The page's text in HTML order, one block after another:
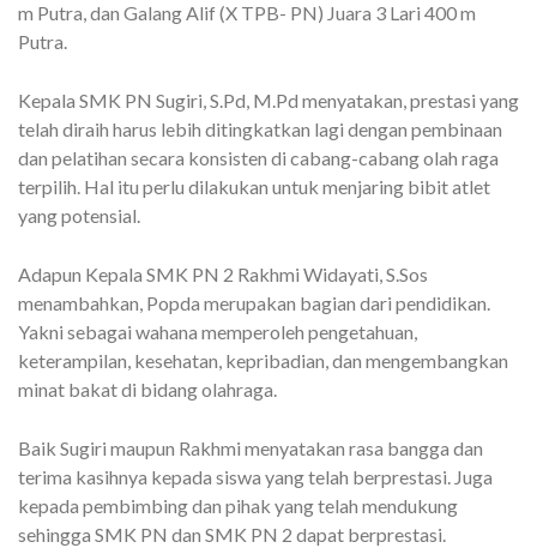
m Putra, dan Galang Alif (X TPB- PN) Juara 3 Lari 400 m
Putra.
Kepala SMK PN Sugiri, S.Pd, M.Pd menyatakan, prestasi yang
telah diraih harus lebih ditingkatkan lagi dengan pembinaan
dan pelatihan secara konsisten di cabang-cabang olah raga
terpilih. Hal itu perlu dilakukan untuk menjaring bibit atlet
yang potensial.
Adapun Kepala SMK PN 2 Rakhmi Widayati, S.Sos
menambahkan, Popda merupakan bagian dari pendidikan.
Yakni sebagai wahana memperoleh pengetahuan,
keterampilan, kesehatan, kepribadian, dan mengembangkan
minat bakat di bidang olahraga.
Baik Sugiri maupun Rakhmi menyatakan rasa bangga dan
terima kasihnya kepada siswa yang telah berprestasi. Juga
kepada pembimbing dan pihak yang telah mendukung
sehingga SMK PN dan SMK PN 2 dapat berprestasi.